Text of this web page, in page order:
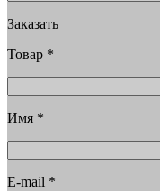
Заказать
Товар *
Имя *
E-mail *